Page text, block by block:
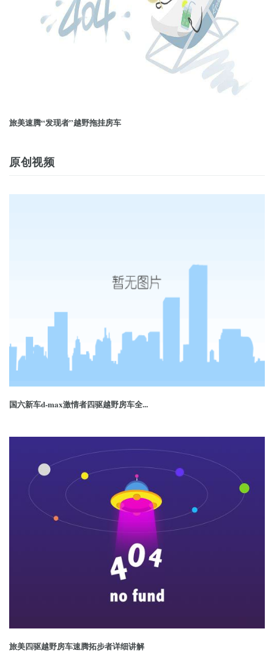
旅美速腾“发现者”越野拖挂房车
原创视频
国六新车d-max激情者四驱越野房车全...
旅美四驱越野房车速腾拓步者详细讲解